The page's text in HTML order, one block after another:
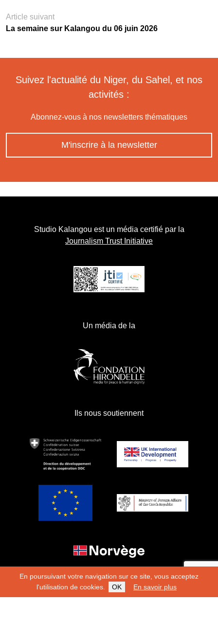
En poursuivant votre navigation sur ce site, vous acceptez
l'utilisation de cookies.
OK En savoir plus
Article suivant
La semaine sur Kalangou du 06 juin 2026
Suivez l'actualité du Niger, du Sahel, et nos
activités :
Abonnez-vous à nos newsletters thématiques
M'inscrire à la newsletter
Studio Kalangou est un média certifié par la
Journalism Trust Initiative
Un média de la
Ils nous soutiennent